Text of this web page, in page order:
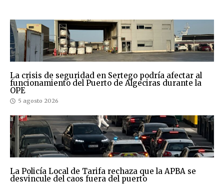
La crisis de seguridad en Sertego podría afectar al
funcionamiento del Puerto de Algeciras durante la
OPE
5 agosto 2026
La Policía Local de Tarifa rechaza que la APBA se
desvincule del caos fuera del puerto